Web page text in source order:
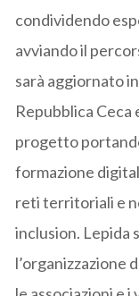
condividendo
avviando il
sarà aggiornato
Repubblica Ceca
progetto
formazione
reti territoriali e
inclusion. Lepida
l’organizzazione